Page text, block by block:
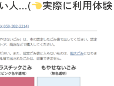
人…( 実際に利用体